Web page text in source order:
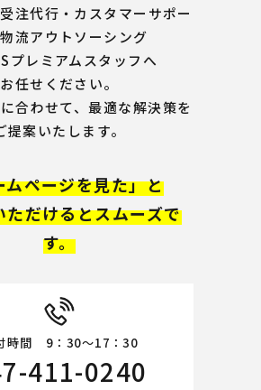
注代行・カスタマーサポー
流アウトソーシング
プレミアムスタッフへ
お任せください。
合わせて、最適な解決策を
提案いたします。
ムページを見た」と
ただけるとスムーズで
す。
時間 9：30～17：30
411-0240